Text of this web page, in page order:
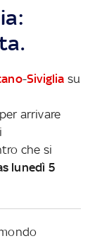
-Siviglia su
arrivare
che si
lunedì 5